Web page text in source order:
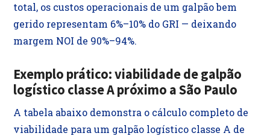
total, os custos operacionais de um galpão bem
gerido representam 6%–10% do GRI — deixando
margem NOI de 90%–94%.
Exemplo prático: viabilidade de galpão
logístico classe A próximo a São Paulo
A tabela abaixo demonstra o cálculo completo de
viabilidade para um galpão logístico classe A de